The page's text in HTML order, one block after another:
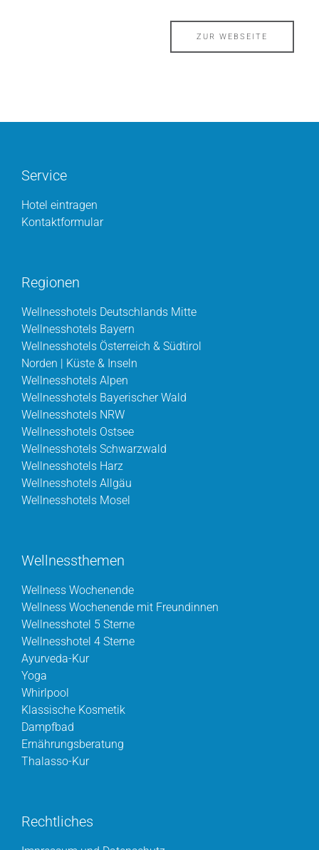
ZUR WEBSEITE
Service
Hotel eintragen
Kontaktformular
Regionen
Wellnesshotels Deutschlands Mitte
Wellnesshotels Bayern
Wellnesshotels Österreich & Südtirol
Norden | Küste & Inseln
Wellnesshotels Alpen
Wellnesshotels Bayerischer Wald
Wellnesshotels NRW
Wellnesshotels Ostsee
Wellnesshotels Schwarzwald
Wellnesshotels Harz
Wellnesshotels Allgäu
Wellnesshotels Mosel
Wellnessthemen
Wellness Wochenende
Wellness Wochenende mit Freundinnen
Wellnesshotel 5 Sterne
Wellnesshotel 4 Sterne
Ayurveda-Kur
Yoga
Whirlpool
Klassische Kosmetik
Dampfbad
Ernährungsberatung
Thalasso-Kur
Rechtliches